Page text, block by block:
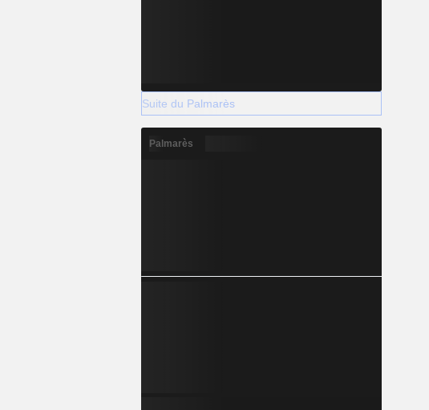
Suite du Palmarès
Palmarès